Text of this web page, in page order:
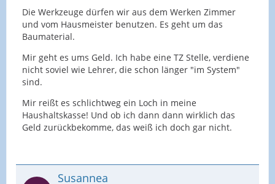
Die Werkzeuge dürfen wir aus dem Werken Zimmer
und vom Hausmeister benutzen. Es geht um das
Baumaterial.
Mir geht es ums Geld. Ich habe eine TZ Stelle, verdiene
nicht soviel wie Lehrer, die schon länger "im System"
sind.
Mir reißt es schlichtweg ein Loch in meine
Haushaltskasse! Und ob ich dann dann wirklich das
Geld zurückbekomme, das weiß ich doch gar nicht.
Susannea